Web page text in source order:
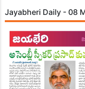
Jayabheri Daily - 08